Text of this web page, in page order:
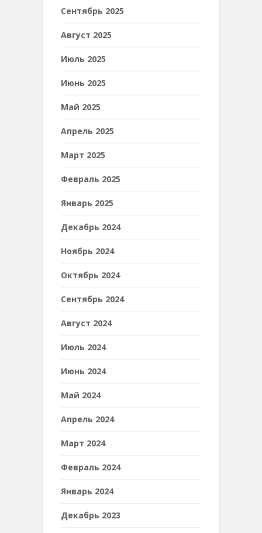
Сентябрь 2025
Август 2025
Июль 2025
Июнь 2025
Май 2025
Апрель 2025
Март 2025
Февраль 2025
Январь 2025
Декабрь 2024
Ноябрь 2024
Октябрь 2024
Сентябрь 2024
Август 2024
Июль 2024
Июнь 2024
Май 2024
Апрель 2024
Март 2024
Февраль 2024
Январь 2024
Декабрь 2023